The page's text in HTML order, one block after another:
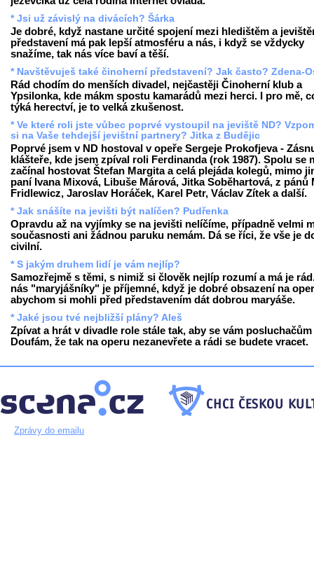
* Jsi už závislý na divácích? Šárka
Je dobré, když nastane určité spojení mezi hledištěm a
představení má pak lepší atmosféru a nás, i když se vždycky
snažíme, tak nás více baví a těší.
* Navštěvuješ také činoherní představení? Jak často? Zdena-
Rád chodím do menších divadel, nejčastěji Činoherní klub a
Ypsilonka, kde mákm spostu kamarádů mezi herci. I pro mě,
týká herectví, je to velká zkušenost.
* Ve které roli jste vůbec poprvé vystoupil na jeviště ND?
si na Vaše tehdejší jevištní partnery? Jitka z Budějic
Poprvé jsem v ND hostoval v opeře Sergeje Prokofjeva -
klášteře, kde jsem zpíval roli Ferdinanda (rok 1987). Spolu se
začínal hostovat Štefan Margita a celá plejáda kolegů, mimo
paní Ivana Mixová, Libuše Márová, Jitka Soběhartová, z pánů
Fridlewicz, Jaroslav Horáček, Karel Petr, Václav Zítek a další.
* Jak snášíte na jevišti být nalíčen? Pudřenka
Opravdu až na vyjímky se na jevišti nelíčíme, případně velmi
současnosti ani žádnou paruku nemám. Dá se říci, že vše je
civilní.
* S jakým druhem lidí je vám nejlíp?
Samozřejmě s těmi, s nimiž si člověk nejlíp rozumí a má je
nás "maryjášníky" je příjemné, když je dobré obsazení na
abychom si mohli před představením dát dobrou maryáše.
* Jaké jsou tvé nejbližší plány? Aleš
Zpívat a hrát v divadle role stále tak, aby se vám
Doufám, že tak na operu nezanevřete a rádi se budete vracet.
Zprávy do emailu